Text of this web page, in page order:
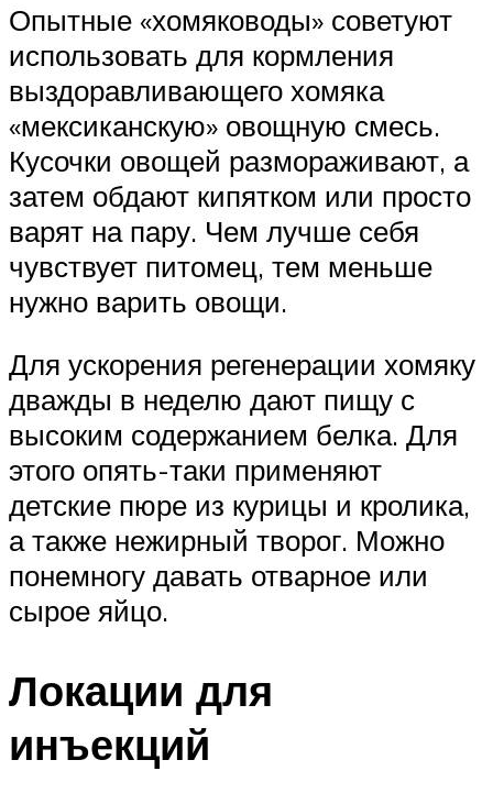
Опытные «хомяководы» советуют
использовать для кормления
выздоравливающего хомяка
«мексиканскую» овощную смесь.
Кусочки овощей размораживают, а
затем обдают кипятком или просто
варят на пару. Чем лучше себя
чувствует питомец, тем меньше
нужно варить овощи.
Для ускорения регенерации хомяку
дважды в неделю дают пищу с
высоким содержанием белка. Для
этого опять-таки применяют
детские пюре из курицы и кролика,
а также нежирный творог. Можно
понемногу давать отварное или
сырое яйцо.
Локации для
инъекций